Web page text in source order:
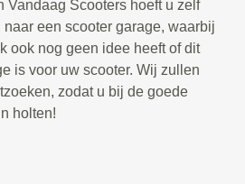
Vandaag Scooters hoeft u zelf
een scooter garage, waarbij
ook nog geen idee heeft of dit
is voor uw scooter. Wij zullen
zodat u bij de goede
holten!